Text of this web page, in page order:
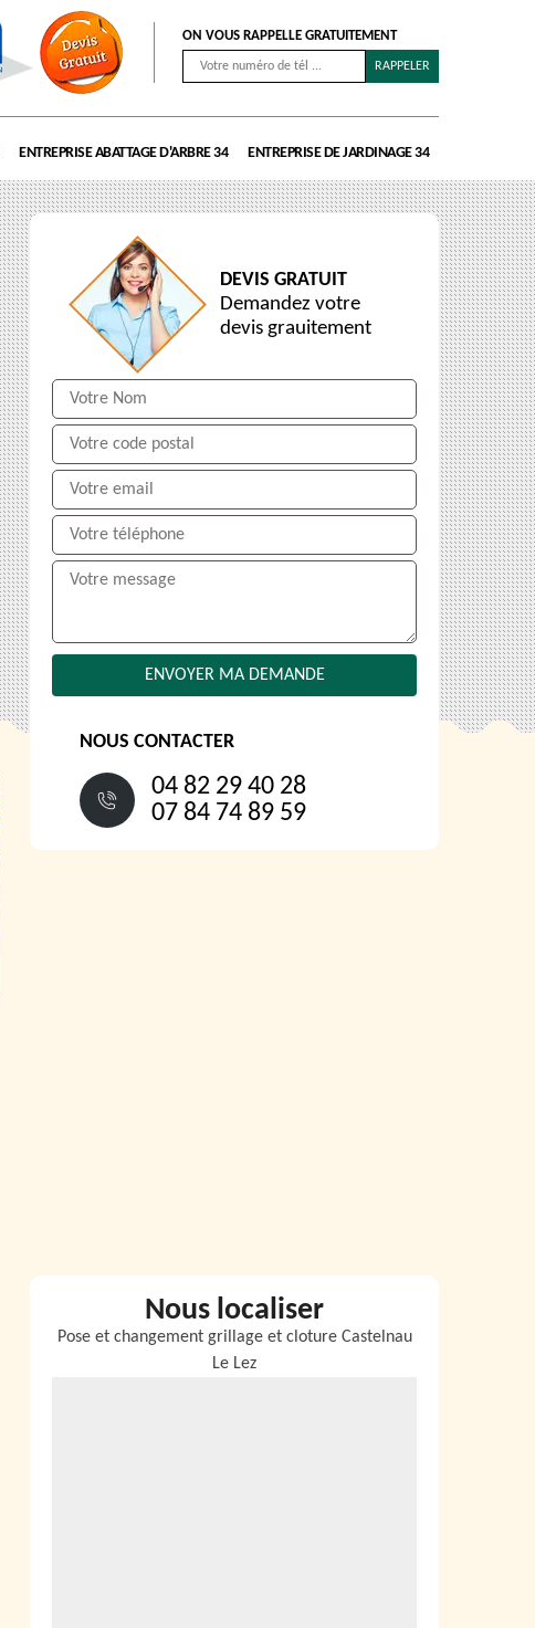
ON VOUS RAPPELLE GRATUITEMENT
ENTREPRISE ABATTAGE D'ARBRE 34 ENTREPRISE DE JARDINAGE 34
DEVIS GRATUIT
Demandez votre
devis grauitement
NOUS CONTACTER
04 82 29 40 28
07 84 74 89 59
Nous localiser
Pose et changement grillage et cloture Castelnau
Le Lez